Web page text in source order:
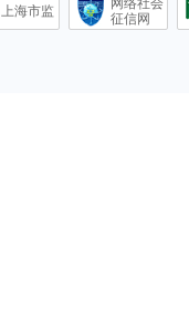
上海市监
网络社会
征信网